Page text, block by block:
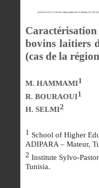
bovins laitiers
(cas de la
M. HAMMAMI1
R. BOURAOUI1
H. SELMI2
1 School of Higher
ADIPARA – Mateur,
2 Institute Sylvo-
Tunisia.